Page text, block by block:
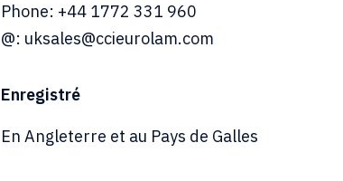
Phone: +44 1772 331 960
@: uksales@ccieurolam.com
Enregistré
En Angleterre et au Pays de Galles